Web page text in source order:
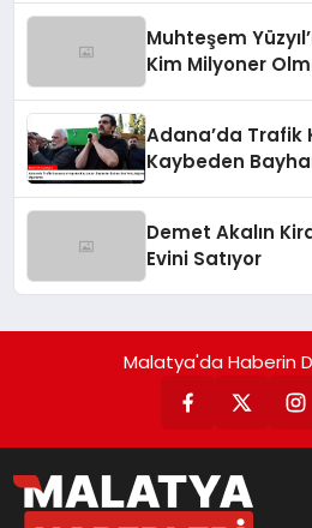
Muhteşem
Kim Milyoner
Adana’da Trafik
Kaybeden
Demet Akalın
Evini Satıyor
Malatya'da Haberin